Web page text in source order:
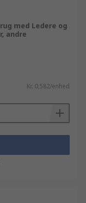
med Ledere og
andre
Kr. 0,582/enhed